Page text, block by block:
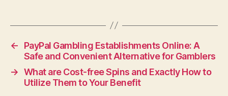
←
PayPal Gambling Establishments Online: A
Safe and Convenient Alternative for Gamblers
→ What are Cost-free Spins and Exactly How to
Utilize Them to Your Benefit